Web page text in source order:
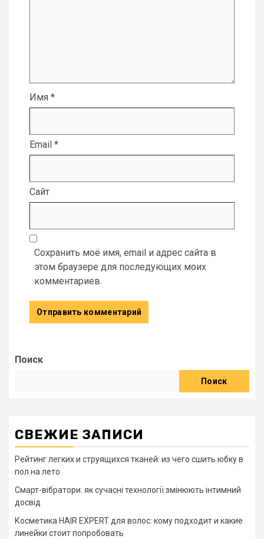
Имя *
Email *
Сайт
Сохранить моё имя, email и адрес сайта в
этом браузере для последующих моих
комментариев.
Поиск
Поиск
СВЕЖИЕ ЗАПИСИ
Рейтинг легких и струящихся тканей: из чего сшить юбку в
пол на лето
Смарт-вібратори: як сучасні технології змінюють інтимний
досвід
Косметика HAIR EXPERT для волос: кому подходит и какие
линейки стоит попробовать